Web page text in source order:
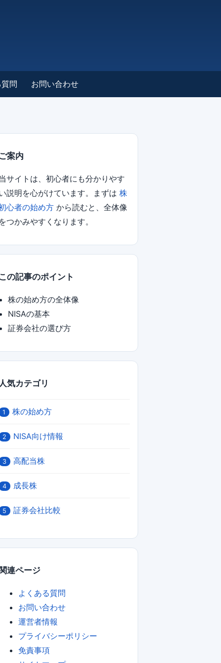
問 お問い合わせ
ご案内
サイトは、初心者にも分かりやす
説明を心がけています。まずは 株
心者の始め方 から読むと、全体像
をつかみやすくなります。
この記事のポイント
株の始め方の全体像
NISAの基本
証券会社の選び方
人気カテゴリ
1 株の始め方
2 NISA向け情報
3 高配当株
4 成長株
5 証券会社比較
関連ページ
よくある質問
お問い合わせ
運営者情報
プライバシーポリシー
免責事項